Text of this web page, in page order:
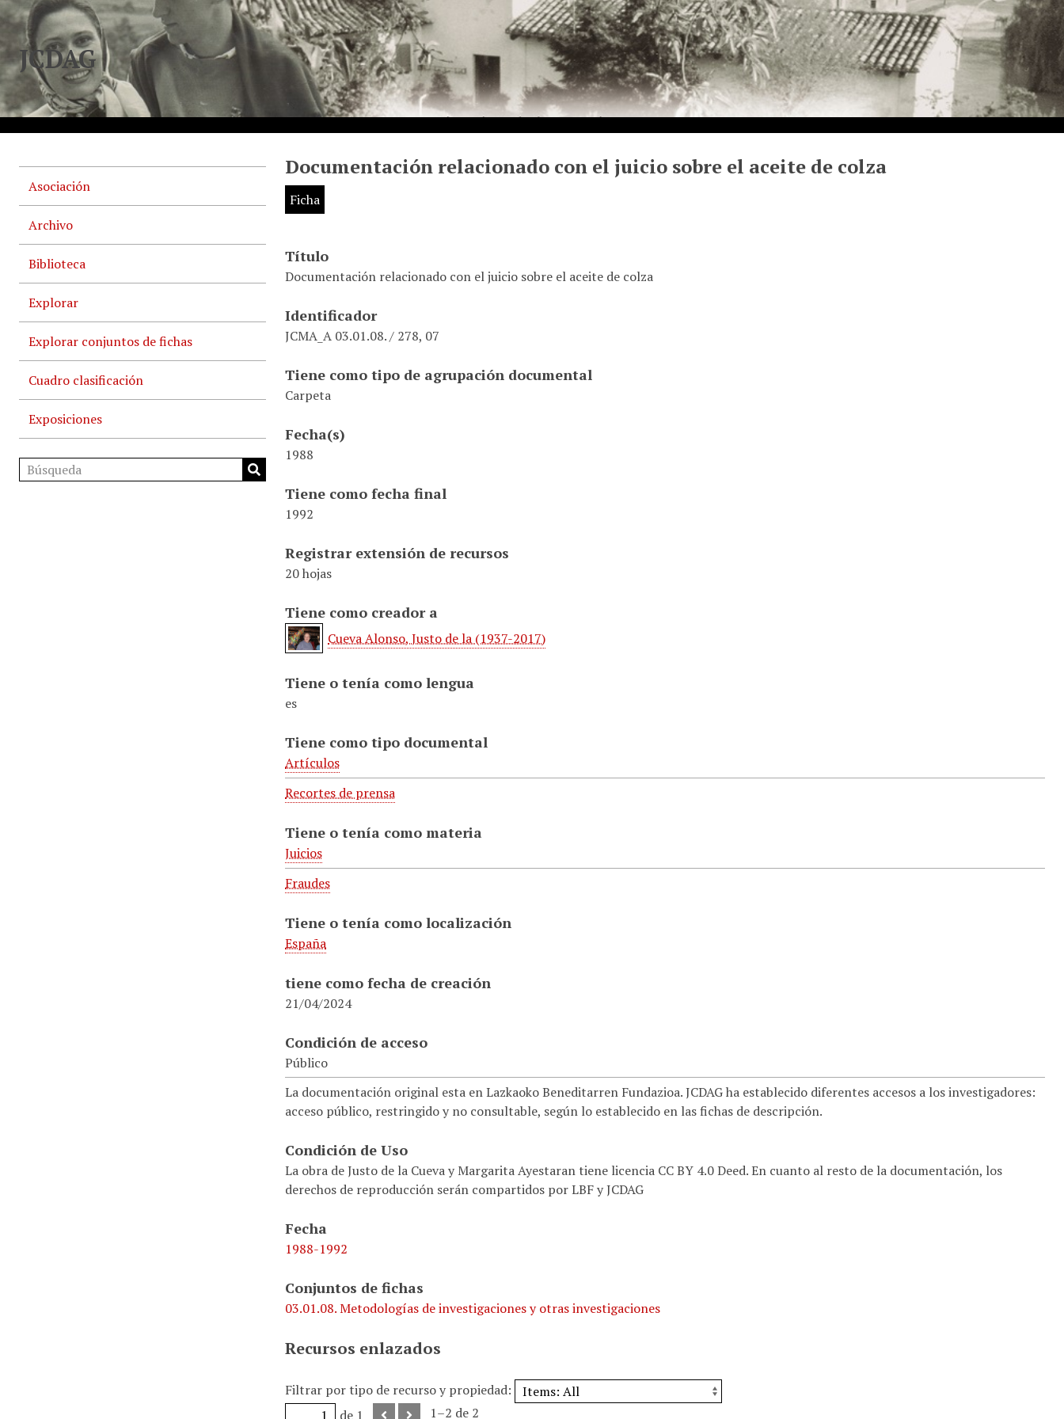
JCDAG
Asociación
Archivo
Biblioteca
Explorar
Explorar conjuntos de fichas
Cuadro clasificación
Exposiciones
Documentación relacionado con el juicio sobre el aceite de colza
Ficha
Título
Documentación relacionado con el juicio sobre el aceite de colza
Identificador
JCMA_A 03.01.08. / 278, 07
Tiene como tipo de agrupación documental
Carpeta
Fecha(s)
1988
Tiene como fecha final
1992
Registrar extensión de recursos
20 hojas
Tiene como creador a
Cueva Alonso, Justo de la (1937-2017)
Tiene o tenía como lengua
es
Tiene como tipo documental
Artículos
Recortes de prensa
Tiene o tenía como materia
Juicios
Fraudes
Tiene o tenía como localización
España
tiene como fecha de creación
21/04/2024
Condición de acceso
Público
La documentación original esta en Lazkaoko Beneditarren Fundazioa. JCDAG ha establecido diferentes accesos a los investigadores:
acceso público, restringido y no consultable, según lo establecido en las fichas de descripción.
Condición de Uso
La obra de Justo de la Cueva y Margarita Ayestaran tiene licencia CC BY 4.0 Deed. En cuanto al resto de la documentación, los
derechos de reproducción serán compartidos por LBF y JCDAG
Fecha
1988-1992
Conjuntos de fichas
03.01.08. Metodologías de investigaciones y otras investigaciones
Recursos enlazados
Filtrar por tipo de recurso y propiedad:
de 1
1–2 de 2